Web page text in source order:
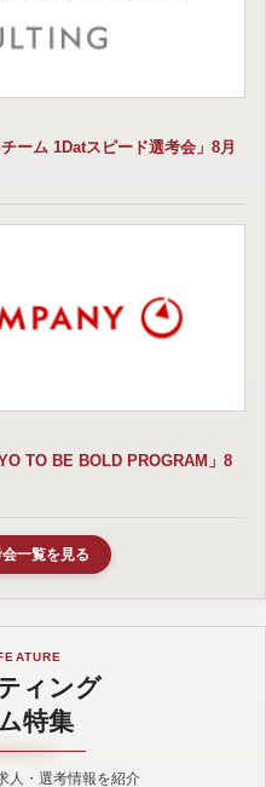
ーム 1Datスピード選考会」8月
TO BE BOLD PROGRAM」8
一覧を見る
ィング
特集
人・選考情報を紹介